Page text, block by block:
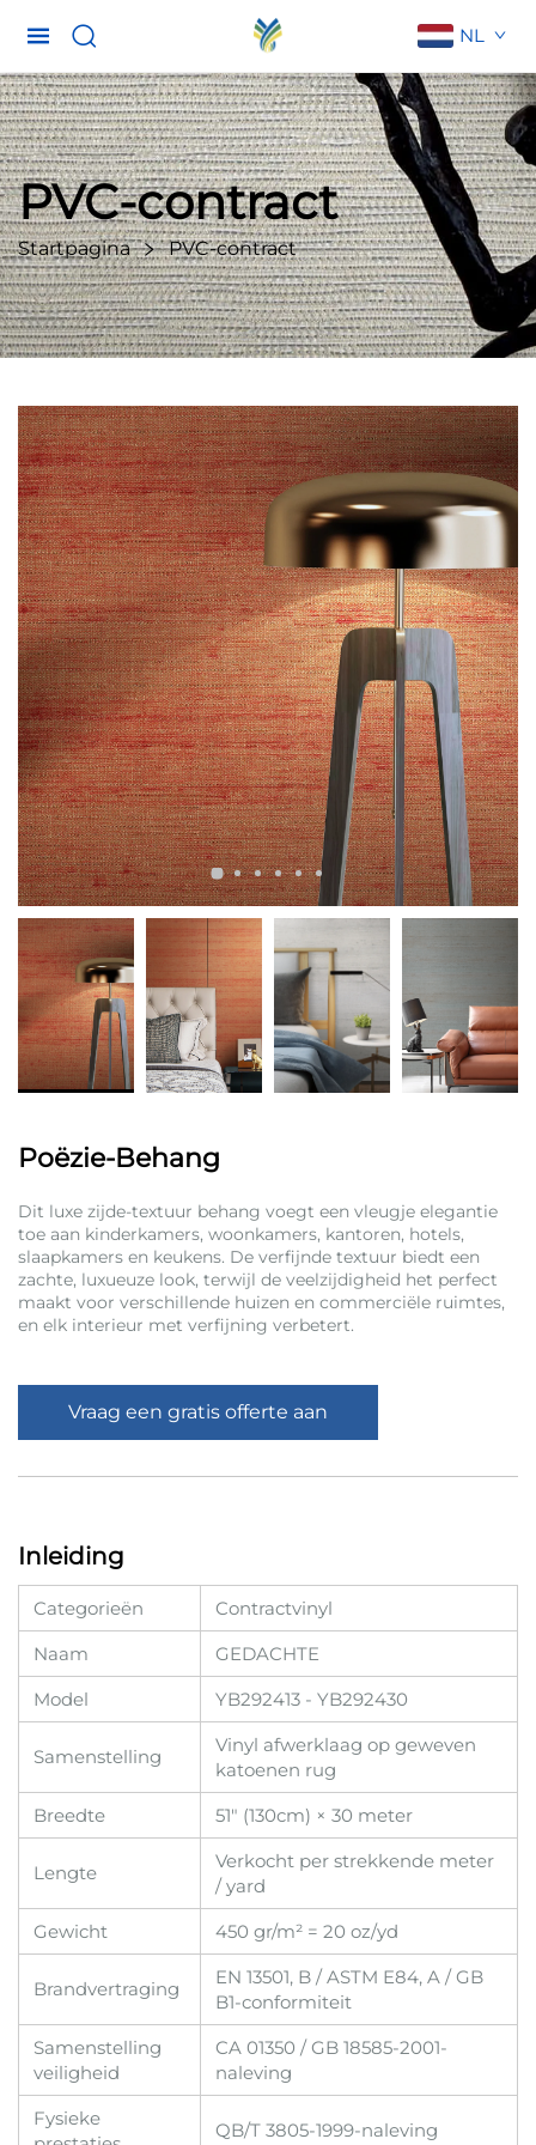
NL
PVC-contract
Startpagina PVC-contract
Poëzie-Behang
Dit luxe zijde-textuur behang voegt een vleugje elegantie
toe aan kinderkamers, woonkamers, kantoren, hotels,
slaapkamers en keukens. De verfijnde textuur biedt een
zachte, luxueuze look, terwijl de veelzijdigheid het perfect
maakt voor verschillende huizen en commerciële ruimtes,
en elk interieur met verfijning verbetert.
Vraag een gratis offerte aan
Inleiding
Categorieën
Contractvinyl
Naam
GEDACHTE
Model
YB292413 - YB292430
Samenstelling
Vinyl afwerklaag op geweven
katoenen rug
Breedte
51" (130cm) × 30 meter
Lengte
Verkocht per strekkende meter
/ yard
Gewicht
450 gr/m² = 20 oz/yd
Brandvertraging
EN 13501, B / ASTM E84, A / GB
B1-conformiteit
Samenstelling
veiligheid
CA 01350 / GB 18585-2001-
naleving
Fysieke
QB/T 3805-1999-naleving